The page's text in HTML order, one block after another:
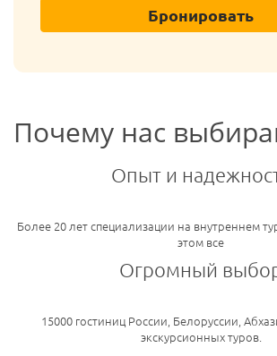
Бронировать
Почему нас
Опыт и
Более 20 лет специализации на внутреннем
этом все
Огромный
15000 гостиниц России, Белоруссии,
экскурсионных туров.